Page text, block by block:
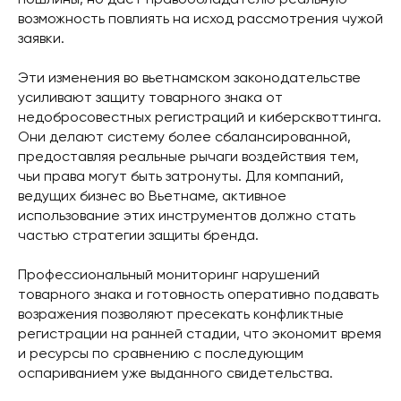
возможность повлиять на исход рассмотрения чужой
заявки.
Эти изменения во вьетнамском законодательстве
усиливают защиту товарного знака от
недобросовестных регистраций и киберсквоттинга.
Они делают систему более сбалансированной,
предоставляя реальные рычаги воздействия тем,
чьи права могут быть затронуты. Для компаний,
ведущих бизнес во Вьетнаме, активное
использование этих инструментов должно стать
частью стратегии защиты бренда.
Профессиональный мониторинг нарушений
товарного знака и готовность оперативно подавать
возражения позволяют пресекать конфликтные
регистрации на ранней стадии, что экономит время
и ресурсы по сравнению с последующим
оспариванием уже выданного свидетельства.